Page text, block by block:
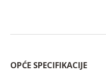
OPĆE SPECIFIKACIJE